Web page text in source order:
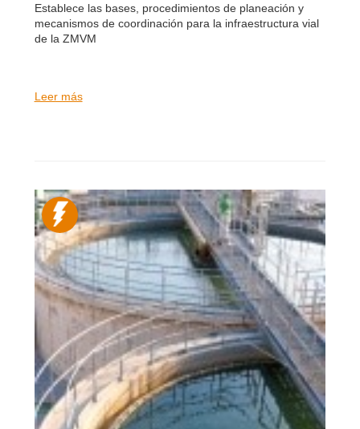
Establece las bases, procedimientos de planeación y
mecanismos de coordinación para la infraestructura vial
de la ZMVM
Leer más